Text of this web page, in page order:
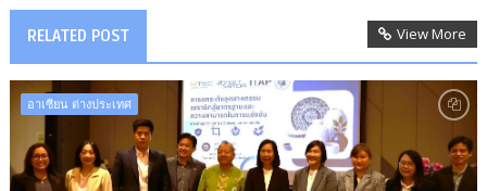
RELATED POST View More
อาเซียน ต่างประเทศ